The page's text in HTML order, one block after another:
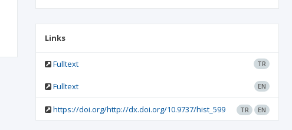
Links
Fulltext TR
Fulltext EN
https://doi.org/http://dx.doi.org/10.9737/hist_599 TR EN